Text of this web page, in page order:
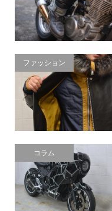
ファッション
コラム